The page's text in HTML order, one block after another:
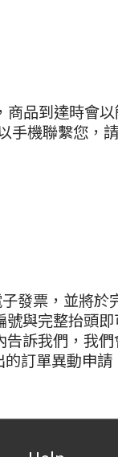
品到達時會以
手機聯繫您，
發票，並將於
號與完整抬頭
訴我們，我們
訂單異動申